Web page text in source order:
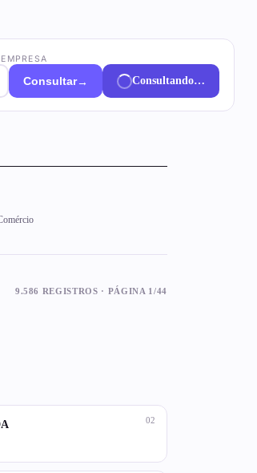
Consultar→ Consultando…
9.586 REGISTROS · PÁGINA 1/44
02